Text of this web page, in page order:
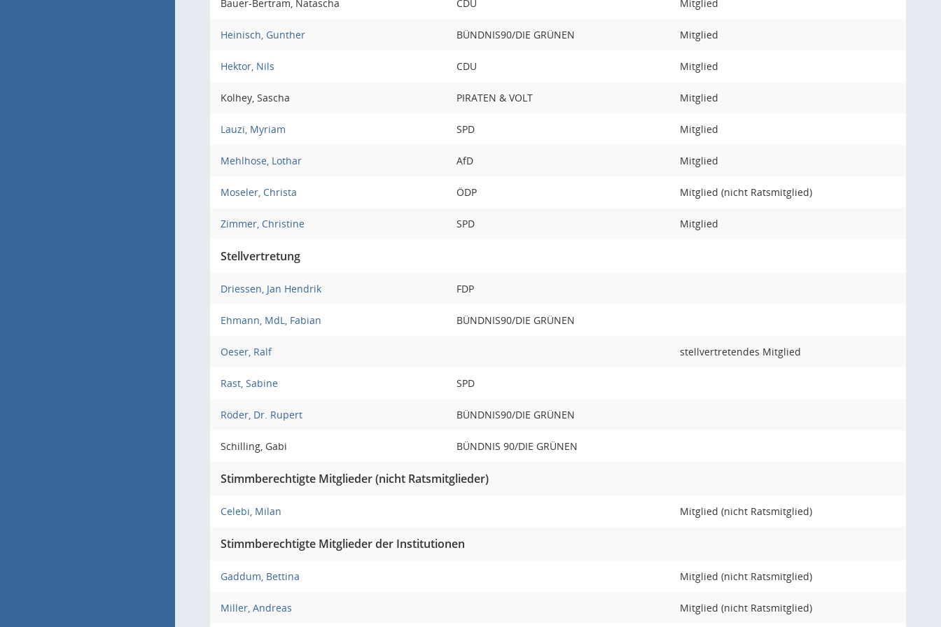
Bauer-Bertram, Natascha CDU Mitglied
Heinisch, Gunther BÜNDNIS90/DIE GRÜNEN Mitglied
Hektor, Nils CDU Mitglied
Kolhey, Sascha PIRATEN & VOLT Mitglied
Lauzi, Myriam SPD Mitglied
Mehlhose, Lothar AfD Mitglied
Moseler, Christa ÖDP Mitglied (nicht Ratsmitglied)
Zimmer, Christine SPD Mitglied
Stellvertretung
Driessen, Jan Hendrik FDP
Ehmann, MdL, Fabian BÜNDNIS90/DIE GRÜNEN
Oeser, Ralf stellvertretendes Mitglied
Rast, Sabine SPD
Röder, Dr. Rupert BÜNDNIS90/DIE GRÜNEN
Schilling, Gabi BÜNDNIS 90/DIE GRÜNEN
Stimmberechtigte Mitglieder (nicht Ratsmitglieder)
Celebi, Milan Mitglied (nicht Ratsmitglied)
Stimmberechtigte Mitglieder der Institutionen
Gaddum, Bettina Mitglied (nicht Ratsmitglied)
Miller, Andreas Mitglied (nicht Ratsmitglied)